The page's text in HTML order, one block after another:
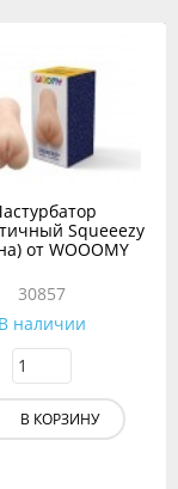
Squeeezy
от WOOOMY
30857
В наличии
В КОРЗИНУ